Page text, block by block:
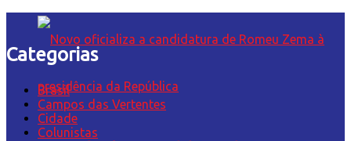
Categorias
Brasil
Campos das Vertentes
Cidade
Colunistas